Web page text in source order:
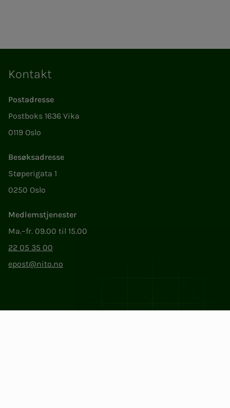
Kontakt
Postadresse
Postboks 1636 Vika
0119 Oslo
Besøksadresse
Støperigata 1
0250 Oslo
Medlemstjenester
Ma.–fr. 09.00 til 15.00
22 05 35 00
epost@nito.no